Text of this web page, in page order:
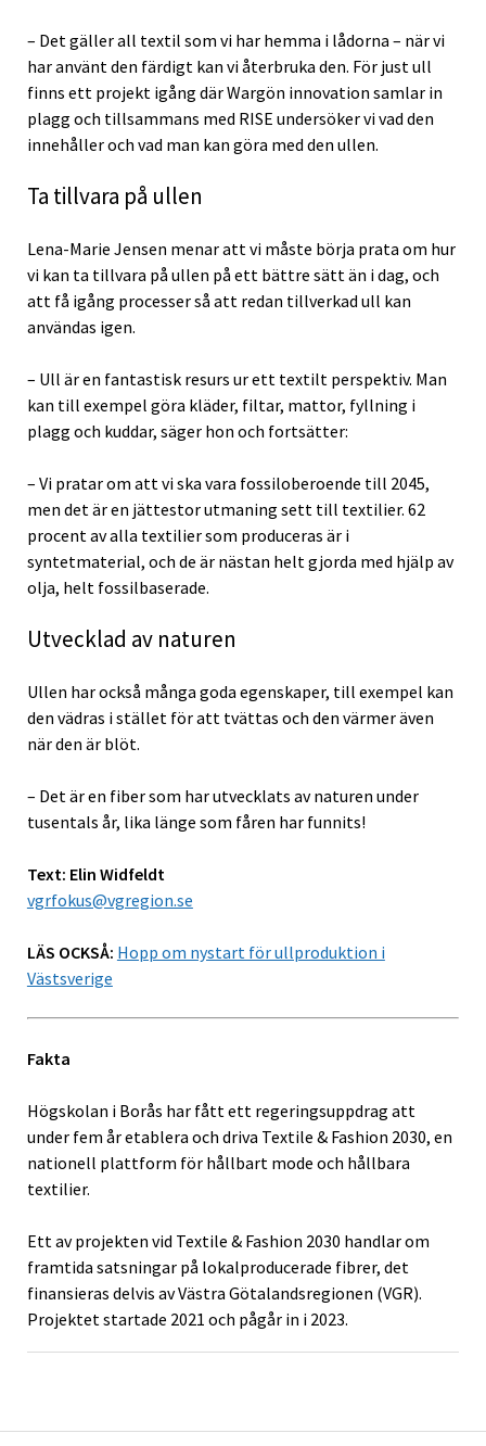
– Det gäller all textil som vi har hemma i lådorna – när vi
har använt den färdigt kan vi återbruka den. För just ull
finns ett projekt igång där Wargön innovation samlar in
plagg och tillsammans med RISE undersöker vi vad den
innehåller och vad man kan göra med den ullen.
Ta tillvara på ullen
Lena-Marie Jensen menar att vi måste börja prata om hur
vi kan ta tillvara på ullen på ett bättre sätt än i dag, och
att få igång processer så att redan tillverkad ull kan
användas igen.
– Ull är en fantastisk resurs ur ett textilt perspektiv. Man
kan till exempel göra kläder, filtar, mattor, fyllning i
plagg och kuddar, säger hon och fortsätter:
– Vi pratar om att vi ska vara fossiloberoende till 2045,
men det är en jättestor utmaning sett till textilier. 62
procent av alla textilier som produceras är i
syntetmaterial, och de är nästan helt gjorda med hjälp av
olja, helt fossilbaserade.
Utvecklad av naturen
Ullen har också många goda egenskaper, till exempel kan
den vädras i stället för att tvättas och den värmer även
när den är blöt.
– Det är en fiber som har utvecklats av naturen under
tusentals år, lika länge som fåren har funnits!
Text: Elin Widfeldt
vgrfokus@vgregion.se
LÄS OCKSÅ: Hopp om nystart för ullproduktion i
Västsverige
Fakta
Högskolan i Borås har fått ett regeringsuppdrag att
under fem år etablera och driva Textile & Fashion 2030, en
nationell plattform för hållbart mode och hållbara
textilier.
Ett av projekten vid Textile & Fashion 2030 handlar om
framtida satsningar på lokalproducerade fibrer, det
finansieras delvis av Västra Götalandsregionen (VGR).
Projektet startade 2021 och pågår in i 2023.